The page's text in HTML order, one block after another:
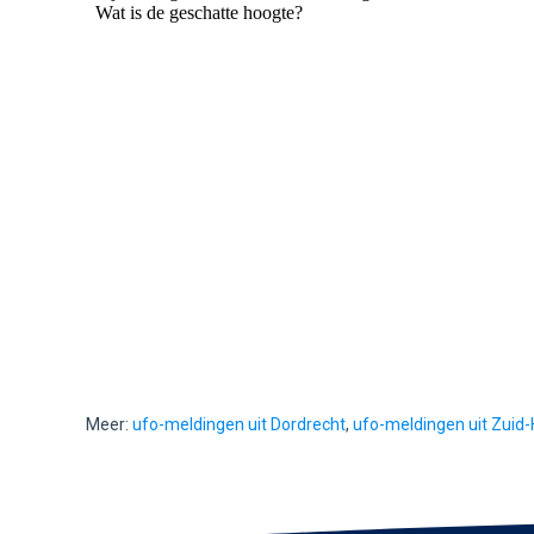
Meer: ufo-meldingen uit Dordrecht, ufo-meldingen uit Zuid-